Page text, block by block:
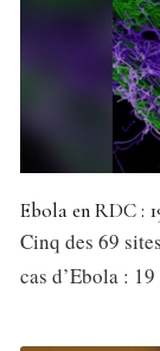
Ebola en RDC :
Cinq des 69
cas d’Ebola :